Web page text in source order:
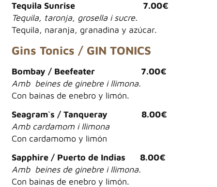
Tequila Sunrise 7.00€
Tequila, taronja, grosella i sucre.
Tequila, naranja, granadina y azúcar.
Gins Tonics / GIN TONICS
Bombay / Beefeater 7.00€
Amb beines de ginebre i llimona.
Con bainas de enebro y limón.
Seagram`s / Tanqueray 8.00€
Amb cardamom i llimona
Con cardamomo y limón
Sapphire / Puerto de Indias 8.00€
Amb beines de ginebre i llimona.
Con bainas de enebro y limón.